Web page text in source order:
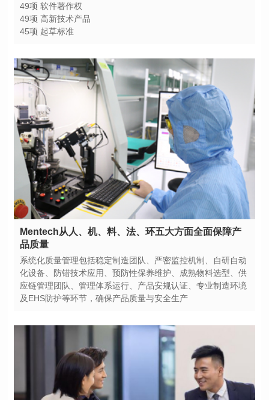
49项 软件著作权
49项 高新技术产品
45项 起草标准
品质量
及EHS防护等环节，确保产品质量与安全生产